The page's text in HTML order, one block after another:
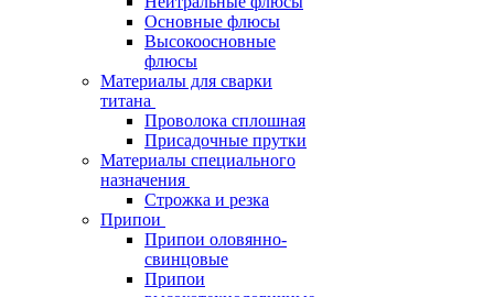
Основные флюсы
Высокоосновные
флюсы
Материалы для сварки
титана
Проволока сплошная
Присадочные прутки
Материалы специального
назначения
Строжка и резка
Припои
Припои оловянно-
свинцовые
Припои